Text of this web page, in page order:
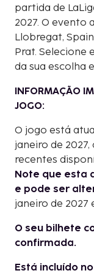
partida de
2027. O evento
Llobregat,
Prat. Selecione
da sua escolha
INFORMAÇÃO
JOGO:
O jogo está
janeiro de
recentes
Note que esta
e pode ser
janeiro de 2027
O seu bilhete
confirmada.
Está incluído